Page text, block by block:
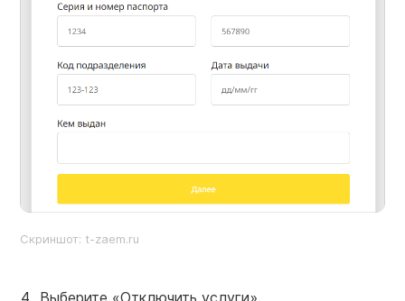
Скриншот: t-zaem.ru
Выберите «Отключить услуги».